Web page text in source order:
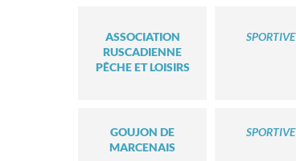
ASSOCIATION
RUSCADIENNE
PÊCHE ET LOISIRS
SPORTIVE
GOUJON DE
MARCENAIS
SPORTIVE